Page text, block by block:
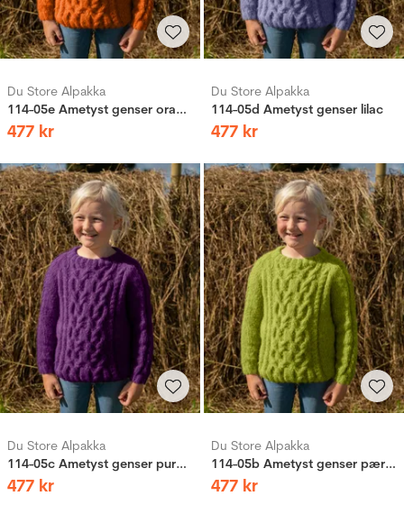
Du Store Alpakka
114-05e Ametyst genser oransje
477 kr
Du Store Alpakka
114-05d Ametyst genser lilac
477 kr
Du Store Alpakka
114-05c Ametyst genser purpur
477 kr
Du Store Alpakka
114-05b Ametyst genser pæregrønn
477 kr